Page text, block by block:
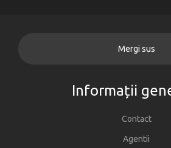
Mergi sus
Informații
Contact
Agentii